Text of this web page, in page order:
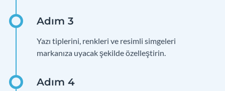
Yazı tiplerini, renkleri ve resimli simgeleri
markanıza uyacak şekilde özelleştirin.